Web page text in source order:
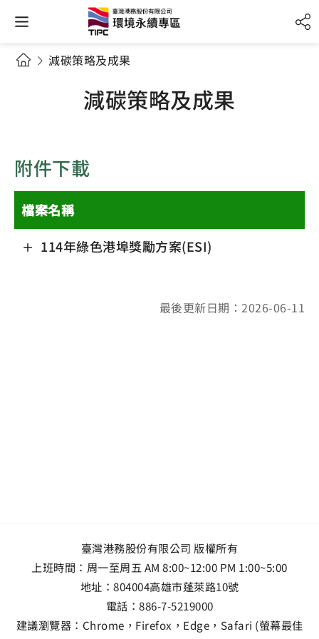
減碳策略及成果
減碳策略及成果
附件下載
檔案名稱
114年綠色港埠獎勵方案(ESI)
最後更新日期：2026-06-11
臺灣港務股份有限公司 版權所有
上班時間：周一至周五 AM 8:00~12:00 PM 1:00~5:00
地址： 804004高雄市蓬萊路10號
電話： 886-7-5219000
建議瀏覽器：Chrome，Firefox，Edge，Safari (螢幕最佳